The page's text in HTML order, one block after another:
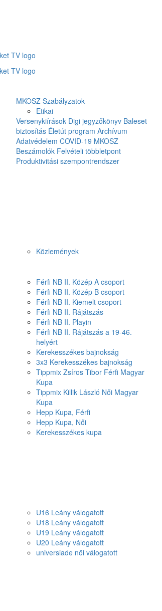
MKOSZ Szabályzatok
Etikai
Versenykiírások Digi jegyzőkönyv Baleset
biztosítás Életút program Archívum
Adatvédelem COVID-19 MKOSZ
Beszámolók Felvételi többletpont
Produktivitási szempontrendszer
Közlemények
Férfi NB II. Közép A csoport
Férfi NB II. Közép B csoport
Férfi NB II. Kiemelt csoport
Férfi NB II. Rájátszás
Férfi NB II. Playin
Férfi NB II. Rájátszás a 19-46.
helyért
Kerekesszékes bajnokság
3x3 Kerekesszékes bajnokság
Tippmix Zsíros Tibor Férfi Magyar
Kupa
Tippmix Killik László Női Magyar
Kupa
Hepp Kupa, Férfi
Hepp Kupa, Női
Kerekesszékes kupa
U16 Leány válogatott
U18 Leány válogatott
U19 Leány válogatott
U20 Leány válogatott
universiade női válogatott